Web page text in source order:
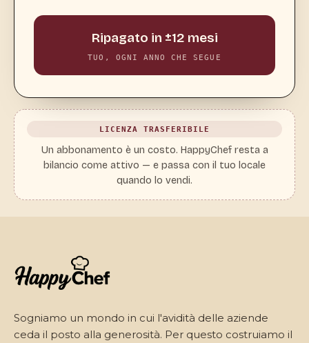
Ripagato in ±12 mesi
TUO, OGNI ANNO CHE SEGUE
LICENZA TRASFERIBILE
Un abbonamento è un costo. HappyChef resta a
bilancio come attivo — e passa con il tuo locale
quando lo vendi.
Sogniamo un mondo in cui l'avidità delle aziende
ceda il posto alla generosità. Per questo costruiamo il